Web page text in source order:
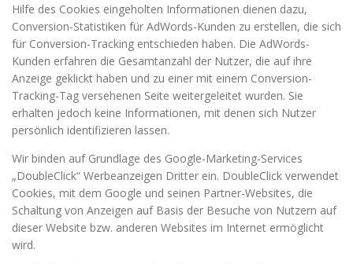
Hilfe des Cookies eingeholten Informationen dienen dazu,
Conversion-Statistiken für AdWords-Kunden zu erstellen, die sich
für Conversion-Tracking entschieden haben. Die AdWords-
Kunden erfahren die Gesamtanzahl der Nutzer, die auf ihre
Anzeige geklickt haben und zu einer mit einem Conversion-
Tracking-Tag versehenen Seite weitergeleitet wurden. Sie
erhalten jedoch keine Informationen, mit denen sich Nutzer
persönlich identifizieren lassen.
Wir binden auf Grundlage des Google-Marketing-Services
„DoubleClick“ Werbeanzeigen Dritter ein. DoubleClick verwendet
Cookies, mit dem Google und seinen Partner-Websites, die
Schaltung von Anzeigen auf Basis der Besuche von Nutzern auf
dieser Website bzw. anderen Websites im Internet ermöglicht
wird.